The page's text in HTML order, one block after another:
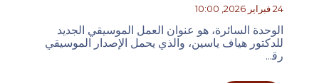
24 فبراير 2026, 10:00
اﻟﻮﺣﺪة اﻟﺴﺎﺋﺮة، هو عنوان العمل الموسيقي الجديد
للدكتور هياف ياسين، واﻟﺬي ﻳﺤﻤﻞ اﻹﺻﺪار الموسيقي
رﻗ...